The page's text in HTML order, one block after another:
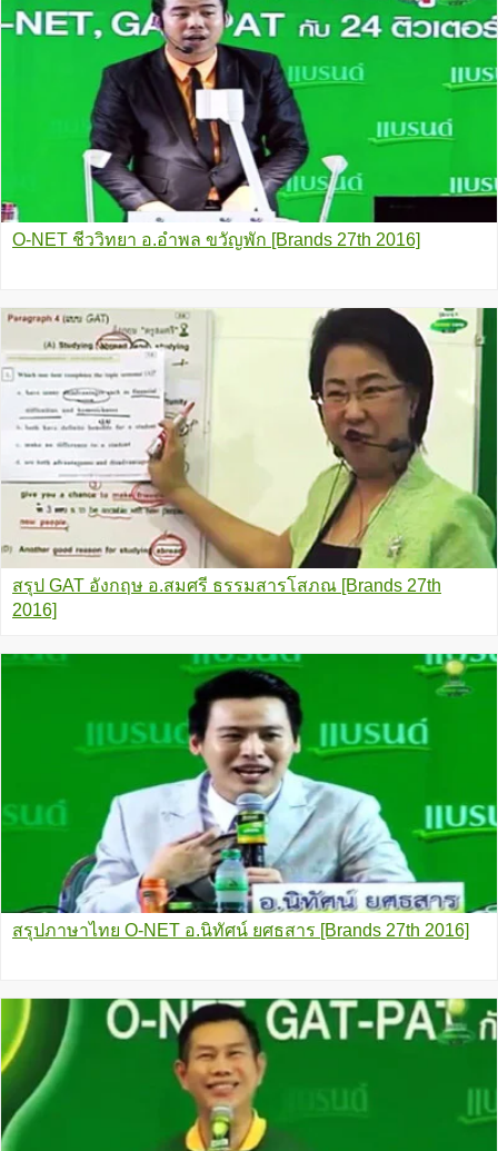
O-NET ชีววิทยา อ.อำพล ขวัญพัก [Brands 27th 2016]
สรุป GAT อังกฤษ อ.สมศรี ธรรมสารโสภณ [Brands 27th
2016]
สรุปภาษาไทย O-NET อ.นิทัศน์ ยศธสาร [Brands 27th 2016]